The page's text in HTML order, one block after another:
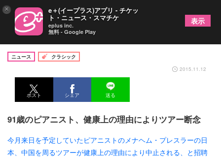
メナヘム・プレスラー、来日公演中止
ニュース
クラシック
2015.11.12
ポスト シェア 送る
91歳のピアニスト、健康上の理由によりツアー断念
今月来日を予定していたピアニストのメナヘム・プレスラーの日
本、中国を周るツアーが健康上の理由により中止される、と招聘
× e＋(イープラス)アプリ - チケッ
ト・ニュース・スマチケ
eplus inc.
無料 - Google Play
表示